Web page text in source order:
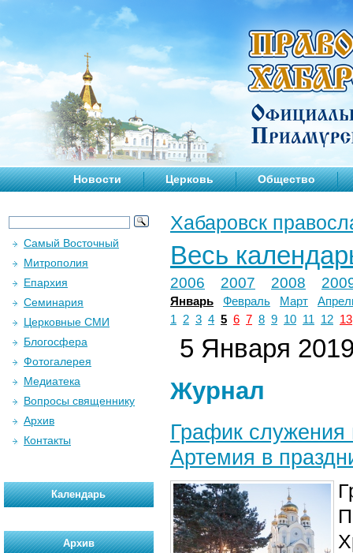
Новости Церковь Общество
Хабаровск
Весь
2006 2007 2008
Январь Февраль Март
1
2 3 4 5 6 7 8 9 10 11 12 13
5 Января 2019
Журнал
График служения
Артемия в
Самый Восточный
Митрополия
Епархия
Семинария
Церковные СМИ
Блогосфера
Фотогалерея
Медиатека
Вопросы священнику
Архив
Контакты
Календарь
Архив